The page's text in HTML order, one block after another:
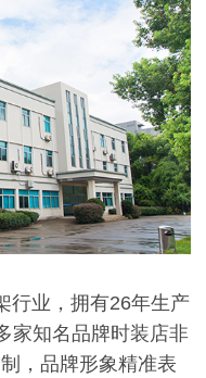
行业，拥有26年生产
家知名品牌时装店非
，品牌形象精准表